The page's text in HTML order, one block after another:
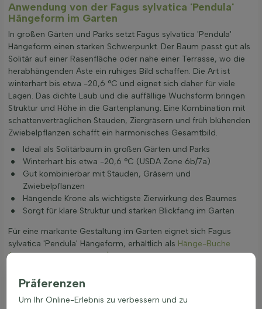
Anwendung von der Fagus sylvatica 'Pendula'
Hängeform im Garten
In großen Gärten und Parks setzt Fagus sylvatica 'Pendula'
Hängeform einen starken Schwerpunkt. Der Baum passt gut als
Solitär auf einer Rasenfläche oder nahe einer Terrasse, wo die
herabhängenden Äste ein ruhiges Bild schaffen. Die Art ist
winterhart bis etwa -20,6 °C und eignet sich daher für viele
Lagen. Das dichte Laub und die auffällige Wuchsform bringen
Struktur und Höhe in die Gartenplanung. Eine Kombination mit
schattenverträglichen Stauden, Ziergräsern und früh blühenden
Zwiebelpflanzen schafft ein harmonisches Gesamtbild.
Ideal als Solitärbaum in großen Gärten und Parks
Winterhart bis etwa -20,6 °C (USDA Zone 6b/7a)
Gut kombinierbar mit Stauden, Gräsern und
Zwiebelpflanzen
Hängende Krone als wichtigste Zierwirkung des Baumes
Sorgt für klare Struktur und starken Blickfang im Garten
Für eine markante Gestaltung im Garten eignet sich Fagus
sylvatica 'Pendula' Hängeform, erhältlich als Hänge-Buche
(Fagus sylvatica 'Pendula').
Präferenzen
Um Ihr Online-Erlebnis zu verbessern und zu